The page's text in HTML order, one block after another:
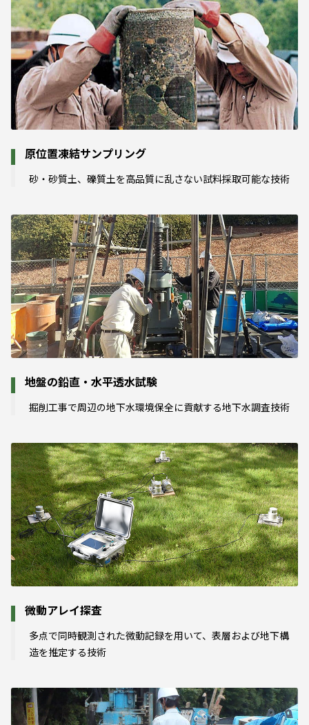
原位置凍結サンプリング
砂・砂質土、礫質土を高品質に乱さない試料採取可能な技術
地盤の鉛直・水平透水試験
掘削工事で周辺の地下水環境保全に貢献する地下水調査技術
微動アレイ探査
多点で同時観測された微動記録を用いて、表層および地下構
造を推定する技術